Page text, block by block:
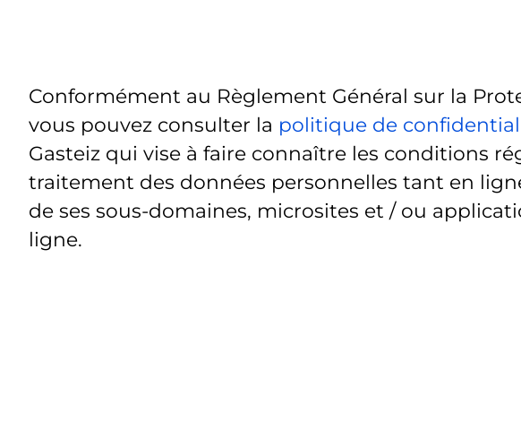
Conformément au Règlement Général sur la
vous pouvez consulter la politique de
Gasteiz qui vise à faire connaître les conditions
traitement des données personnelles tant en
de ses sous-domaines, microsites et / ou
ligne.